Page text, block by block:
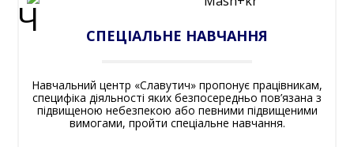
СПЕЦІАЛЬНЕ НАВЧАННЯ
Навчальний центр «Славутич» пропонує працівникам,
специфіка діяльності яких безпосередньо пов’язана з
підвищеною небезпекою або певними підвищеними
вимогами, пройти спеціальне навчання.